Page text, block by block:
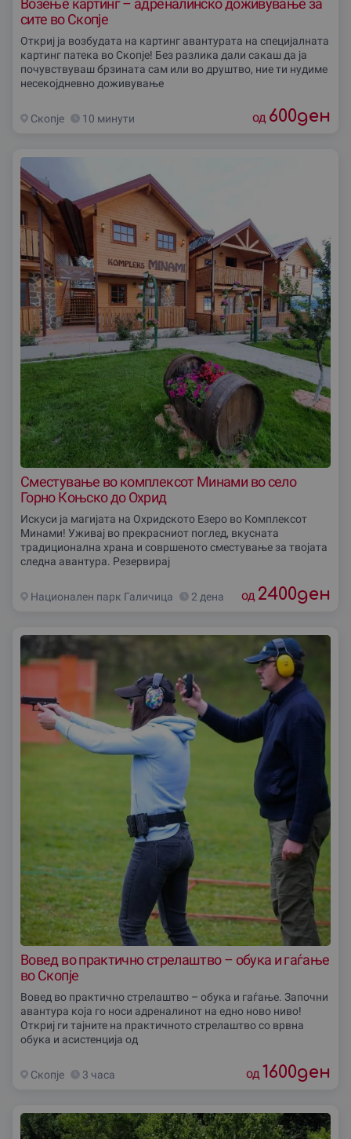
Возење картинг – адреналинско доживување за
сите во Скопје
Откриј ja возбудaта на картинг авантурата на специјалната
картинг патека во Скопје! Без разлика дали сакаш да ја
почувствуваш брзината сам или во друштво, ние ти нудиме
несекојдневно доживување
Скопjе 10 минути од 600ден
Сместување во комплексот Минами во село
Горно Коњско до Охрид
Искуси ја магијата на Охридското Езеро во Комплексот
Минами! Уживај во прекрасниот поглед, вкусната
традиционална храна и совршеното сместување за твојата
следна авантура. Резервирај
Национален парк Галичица 2 дена од 2400ден
Вовед во практично стрелаштво – обука и гаѓање
во Скопjе
Вовед во практично стрелаштво – обука и гаѓање. Започни
авантура која го носи адреналинот на едно ново ниво!
Откриј ги тајните на практичното стрелаштво со врвна
обука и асистенција од
Скопjе 3 часа од 1600ден